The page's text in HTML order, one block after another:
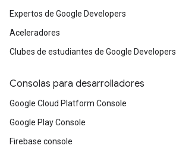
Expertos de Google Developers
Aceleradores
Clubes de estudiantes de Google Developers
Consolas para desarrolladores
Google Cloud Platform Console
Google Play Console
Firebase console